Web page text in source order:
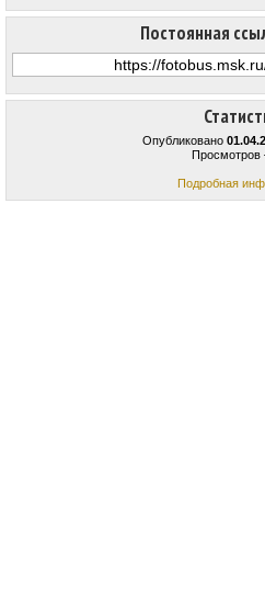
Опубликовано
Подробная
Постоянная